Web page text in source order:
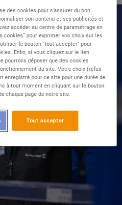
des cookies pour s'assurer du bon
son contenu et ses publicités et
accéder au centre de paramétrage en
pour exprimer vos choix sur les
le bouton "tout accepter" pour
Enfin, si vous cliquez sur le lien
pourrons déposer que des cookies
du site. Votre choix (refus
enregistré pour ce site pour une durée de
à tout moment en cliquant sur le bouton
chaque page de notre site.
Tout accepter